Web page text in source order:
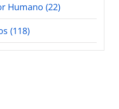
Humano (22)
(118)